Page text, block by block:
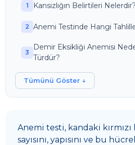
Kansızlığın Belirtileri Nelerdir?
Anemi Testinde Hangi
Demir Eksikliği Anemisi
Türdür?
Tümünü Göster ↓
Anemi testi, kandaki
sayısını, yapısını ve bu